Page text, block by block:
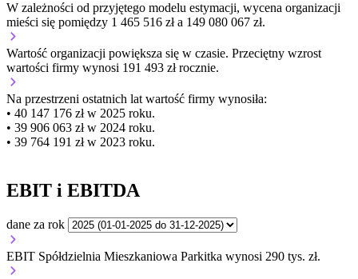
W zależności od przyjętego modelu estymacji, wycena organizacji
mieści się pomiędzy 1 465 516 zł a 149 080 067 zł.
Wartość organizacji powiększa się w czasie. Przeciętny wzrost
wartości firmy wynosi 191 493 zł rocznie.
Na przestrzeni ostatnich lat wartość firmy wynosiła:
• 40 147 176 zł w 2025 roku.
• 39 906 063 zł w 2024 roku.
• 39 764 191 zł w 2023 roku.
EBIT i EBITDA
dane za rok
EBIT Spółdzielnia Mieszkaniowa Parkitka wynosi 290 tys. zł.